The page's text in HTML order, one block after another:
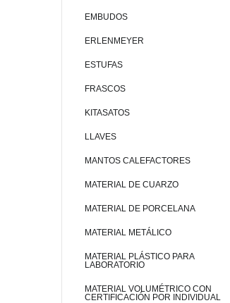
EMBUDOS
ERLENMEYER
ESTUFAS
FRASCOS
KITASATOS
LLAVES
MANTOS CALEFACTORES
MATERIAL DE CUARZO
MATERIAL DE PORCELANA
MATERIAL METÁLICO
MATERIAL PLÁSTICO PARA
LABORATORIO
MATERIAL VOLUMÉTRICO CON
CERTIFICACIÓN POR INDIVIDUAL